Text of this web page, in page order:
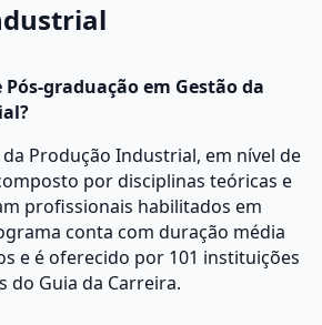
Pós-graduação em Gestão da
Produção Industrial, em nível de
por disciplinas teóricas e
profissionais habilitados em
conta com duração média
e é oferecido por 101 instituições
do Guia da Carreira.